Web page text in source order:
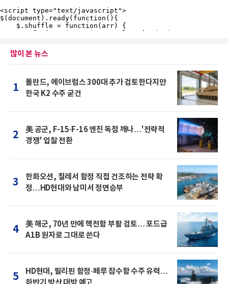
많이 본 뉴스
1
폴란드, 에이브럼스 300대 추가 검토한다지만
한국 K2 수주 굳건
2
美 공군, F-15·F-16 엔진 독점 깨나…'전략적
경쟁' 입찰 전환
3
한화오션, 칠레서 함정 직접 건조하는 전략 확
정…HD현대와 남미서 정면승부
4
美 해군, 70년 만에 핵전함 부활 검토… 포드급
A1B 원자로 그대로 쓴다
5
HD현대, 필리핀 함정·페루 잠수함 수주 유력…